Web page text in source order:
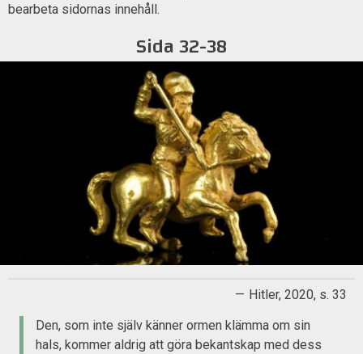
bearbeta sidornas innehåll.
Sida 32-38
Den, som inte själv känner ormen klämma om sin
hals, kommer aldrig att göra bekantskap med dess
Hitler, 2020, s. 33